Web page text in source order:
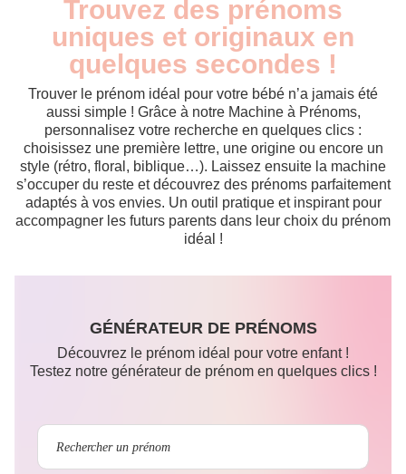
Trouvez des prénoms
uniques et originaux en
quelques secondes !
Trouver le prénom idéal pour votre bébé n’a jamais été
aussi simple ! Grâce à notre Machine à Prénoms,
personnalisez votre recherche en quelques clics :
choisissez une première lettre, une origine ou encore un
style (rétro, floral, biblique…). Laissez ensuite la machine
s’occuper du reste et découvrez des prénoms parfaitement
adaptés à vos envies. Un outil pratique et inspirant pour
accompagner les futurs parents dans leur choix du prénom
idéal !
GÉNÉRATEUR DE PRÉNOMS
Découvrez le prénom idéal pour votre enfant !
Testez notre générateur de prénom en quelques clics !